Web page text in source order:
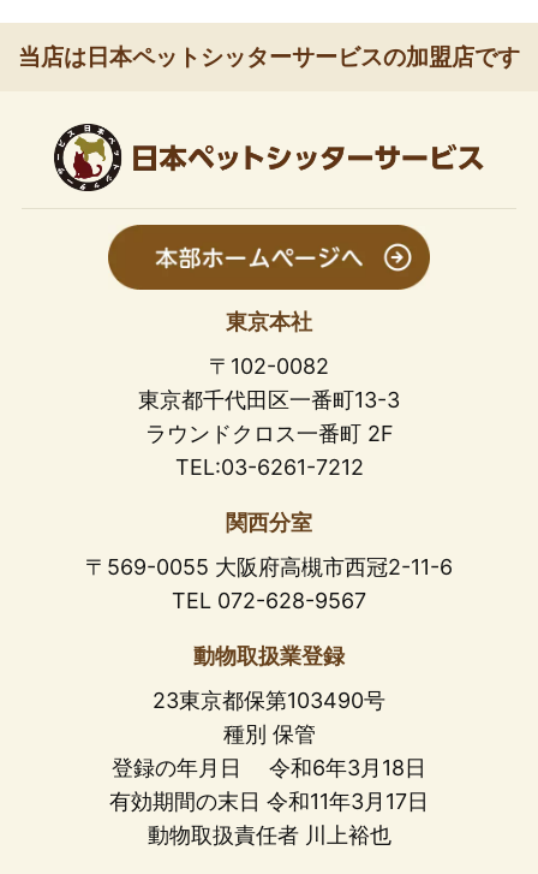
当店は日本ペットシッターサービスの加盟店です
東京本社
〒102-0082
東京都千代田区一番町13-3
ラウンドクロス一番町 2F
TEL:03-6261-7212
関西分室
〒569-0055 大阪府高槻市西冠2-11-6
TEL 072-628-9567
動物取扱業登録
23東京都保第103490号
種別 保管
登録の年月日 令和6年3月18日
有効期間の末日 令和11年3月17日
動物取扱責任者 川上裕也